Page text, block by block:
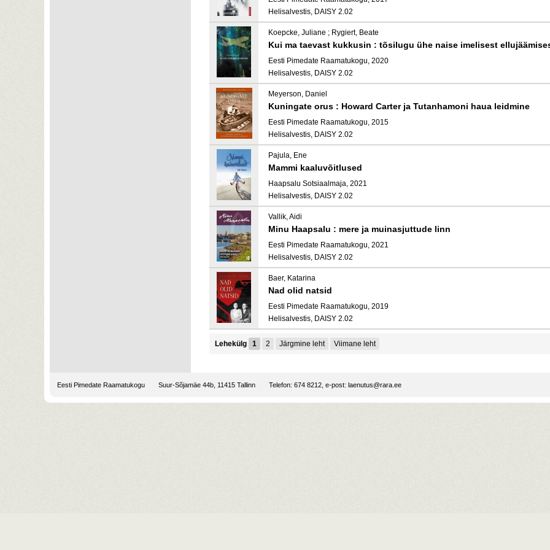
Helisalvestis, DAISY 2.02
Koepcke, Juliane ; Rygiert, Beate
Kui ma taevast kukkusin : tõsilugu ühe naise imelisest
Eesti Pimedate Raamatukogu, 2020
Helisalvestis, DAISY 2.02
Meyerson, Daniel
Kuningate orus : Howard Carter ja Tutanhamoni haua leidmine
Eesti Pimedate Raamatukogu, 2015
Helisalvestis, DAISY 2.02
Pajula, Ene
Mammi kaaluvõitlused
Haapsalu Sotsiaalmaja, 2021
Helisalvestis, DAISY 2.02
Vallik, Aidi
Minu Haapsalu : mere ja muinasjuttude linn
Eesti Pimedate Raamatukogu, 2021
Helisalvestis, DAISY 2.02
Baer, Katarina
Nad olid natsid
Eesti Pimedate Raamatukogu, 2019
Helisalvestis, DAISY 2.02
Lehekülg 1 2 Järgmine leht Viimane leht
Eesti Pimedate Raamatukogu Suur-Sõjamäe 44b, 11415 Tallinn Telefon: 674 8212, e-post: laenutus@rara.ee